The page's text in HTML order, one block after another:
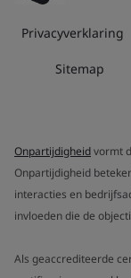
Privacyverklaring
Sitemap
Onpartijdigheidvormt
Onpartijdigheid
interacties en
invloeden die de
Als geaccrediteerde